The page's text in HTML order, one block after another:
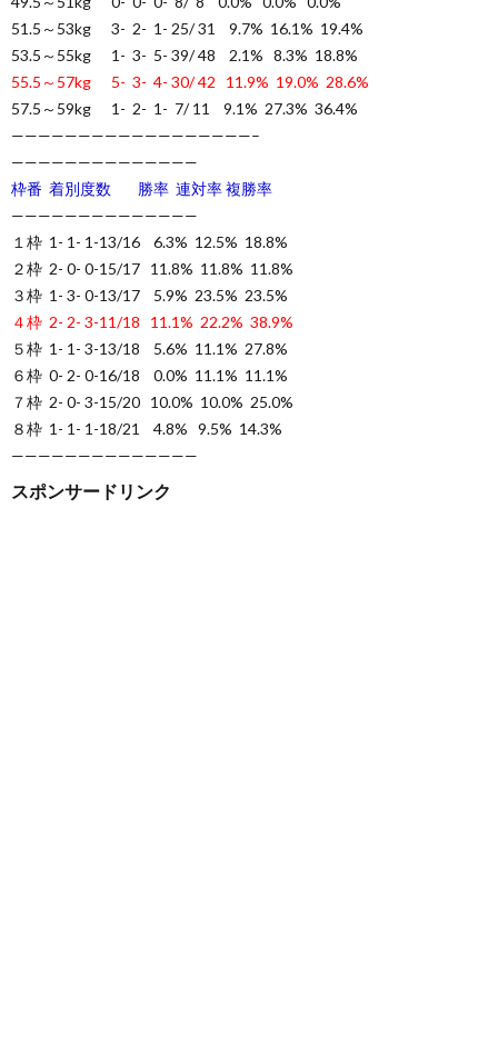
51.5～53kg 3- 2- 1- 25/ 31 9.7% 16.1% 19.4%
53.5～55kg 1- 3- 5- 39/ 48 2.1% 8.3% 18.8%
55.5～57kg 5- 3- 4- 30/ 42 11.9% 19.0% 28.6%
57.5～59kg 1- 2- 1- 7/ 11 9.1% 27.3% 36.4%
——————————————————–
——————————————
枠番 着別度数 勝率 連対率 複勝率
——————————————
１枠 1- 1- 1-13/16 6.3% 12.5% 18.8%
２枠 2- 0- 0-15/17 11.8% 11.8% 11.8%
３枠 1- 3- 0-13/17 5.9% 23.5% 23.5%
４枠 2- 2- 3-11/18 11.1% 22.2% 38.9%
５枠 1- 1- 3-13/18 5.6% 11.1% 27.8%
６枠 0- 2- 0-16/18 0.0% 11.1% 11.1%
７枠 2- 0- 3-15/20 10.0% 10.0% 25.0%
８枠 1- 1- 1-18/21 4.8% 9.5% 14.3%
——————————————
スポンサードリンク